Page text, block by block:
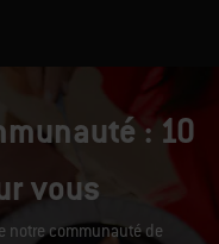
: 10
vous
notre communauté de